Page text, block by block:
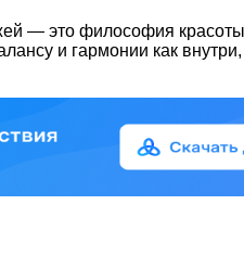
— это философия
и гармонии как